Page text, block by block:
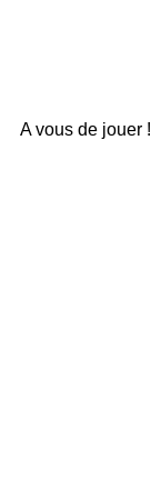
A vous de jouer !